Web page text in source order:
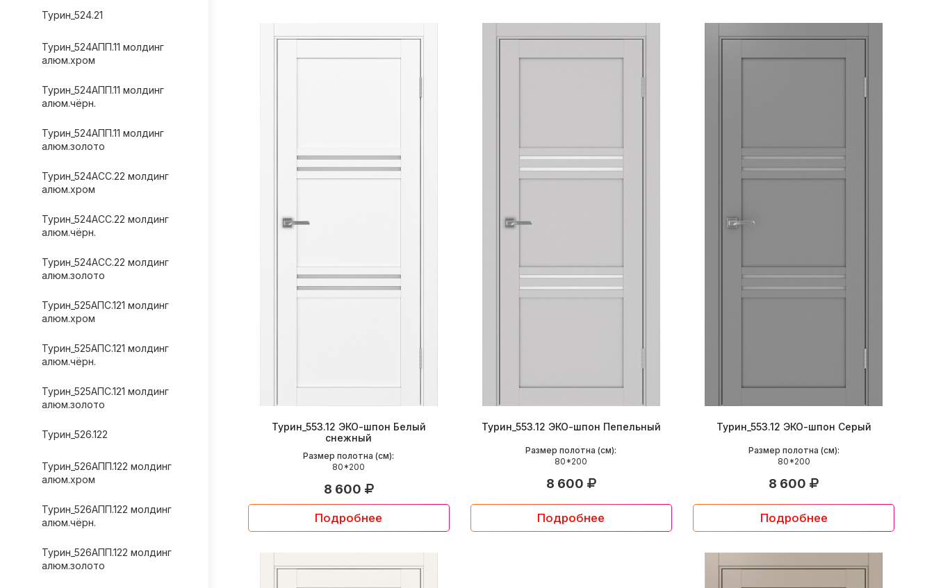
Турин_524.21
Турин_524AПП.11 молдинг
алюм.хром
Турин_524AПП.11 молдинг
алюм.чёрн.
Турин_524AПП.11 молдинг
алюм.золото
Турин_524АСС.22 молдинг
алюм.хром
Турин_524АСС.22 молдинг
алюм.чёрн.
Турин_524АСС.22 молдинг
алюм.золото
Турин_525АПС.121 молдинг
алюм.хром
Турин_525АПС.121 молдинг
алюм.чёрн.
Турин_525АПС.121 молдинг
алюм.золото
Турин_526.122
Турин_526АПП.122 молдинг
алюм.хром
Турин_526АПП.122 молдинг
алюм.чёрн.
Турин_526АПП.122 молдинг
алюм.золото
Турин_553.12 ЭКО-шпон Белый
снежный
Размер полотна (см):
80*200
8 600
Подробнее
Турин_553.12 ЭКО-шпон Пепельный
Размер полотна (см):
80*200
8 600
Подробнее
Турин_553.12 ЭКО-шпон Серый
Размер полотна (см):
80*200
8 600
Подробнее